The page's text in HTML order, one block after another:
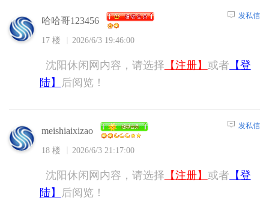
哈哈哥123456
17 楼 2026/6/3 19:46:00
发私信
沈阳休闲网内容，请选择 【注册】 或者 【登
陆】
后阅览！
meishiaixizao
18 楼 2026/6/3 21:17:00
发私信
沈阳休闲网内容，请选择 【注册】 或者 【登
陆】
后阅览！